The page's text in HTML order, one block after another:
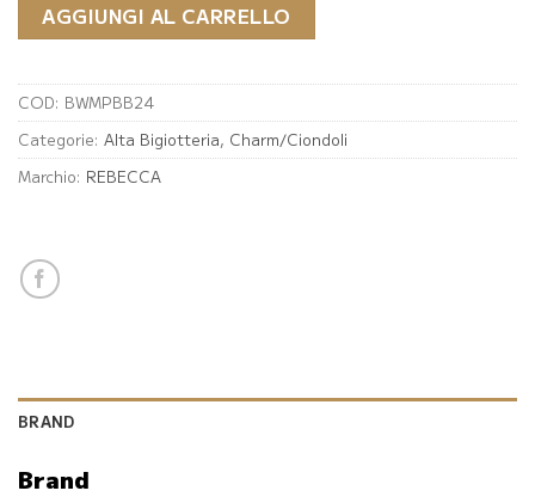
AGGIUNGI AL CARRELLO
COD: BWMPBB24
Categorie: Alta Bigiotteria, Charm/Ciondoli
Marchio: REBECCA
BRAND
Brand